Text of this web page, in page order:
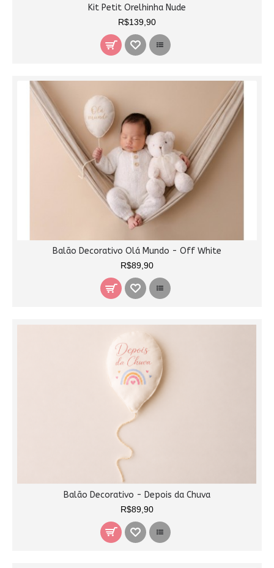
Kit Petit Orelhinha Nude
R$139,90
Balão Decorativo Olá Mundo - Off White
R$89,90
Balão Decorativo - Depois da Chuva
R$89,90